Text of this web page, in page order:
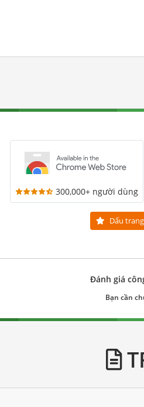
300,000+ người dùng
Dấu trang
Đánh giá
Bạn cần